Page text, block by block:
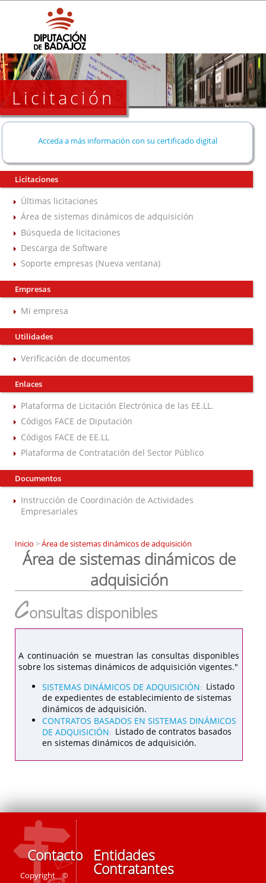
Licitación
Acceda a más información con su certificado digital
Licitaciones
Últimas licitaciones
Área de sistemas dinámicos de adquisición
Búsqueda de licitaciones
Descarga de Software
Soporte empresas (Nueva ventana)
Empresas
Mi empresa
Utilidades
Verificación de documentos
Enlaces
Plataforma de Licitación Electrónica de las EE.LL.
Códigos FACE de Diputación
Códigos FACE de EE.LL
Plataforma de Contratación del Sector Público
Documentos
Instrucción de Coordinación de Actividades
Empresariales
Inicio >Área de sistemas dinámicos de adquisición
Área de sistemas dinámicos de
adquisición
Consultas disponibles
A continuación se muestran las consultas disponibles
sobre los sistemas dinámicos de adquisición vigentes."
SISTEMAS DINÁMICOS DE ADQUISICIÓN: Listado
de expedientes de establecimiento de sistemas
dinámicos de adquisición.
CONTRATOS BASADOS EN SISTEMAS DINÁMICOS
DE ADQUISICIÓN: Listado de contratos basados
en sistemas dinámicos de adquisición.
Contacto
Copyright ©
Entidades
Contratantes